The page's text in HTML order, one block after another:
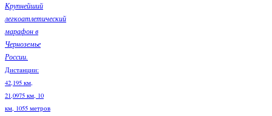
Крупнейший
легкоатлетический
марафон в
Черноземье
России.
Дистанции:
42,195 км,
21,0975 км, 10
км, 1055 метров